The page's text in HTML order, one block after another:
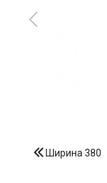
Ширина 380